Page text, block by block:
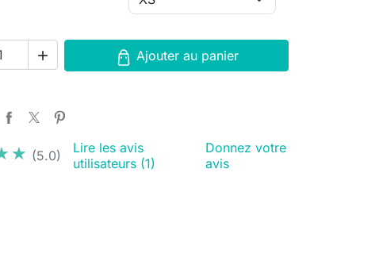
 Ajouter au panier
(5.0)
Lire les avis
utilisateurs (1)
Donnez votre
avis